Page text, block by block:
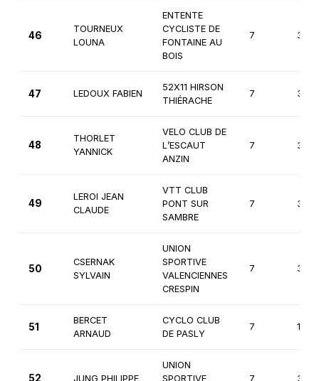
46
TOURNEUX
LOUNA
ENTENTE
CYCLISTE DE
FONTAINE AU
BOIS
7
47 LEDOUX FABIEN
52X11 HIRSON
THIÉRACHE
7
48
THORLET
YANNICK
VELO CLUB DE
L’ESCAUT
ANZIN
7
49
LEROI JEAN
CLAUDE
VTT CLUB
PONT SUR
SAMBRE
7
50
CSERNAK
SYLVAIN
UNION
SPORTIVE
VALENCIENNES
CRESPIN
7
51
BERCET
ARNAUD
CYCLO CLUB
DE PASLY
7 1ère
52 JUNG PHILIPPE
UNION
SPORTIVE
7